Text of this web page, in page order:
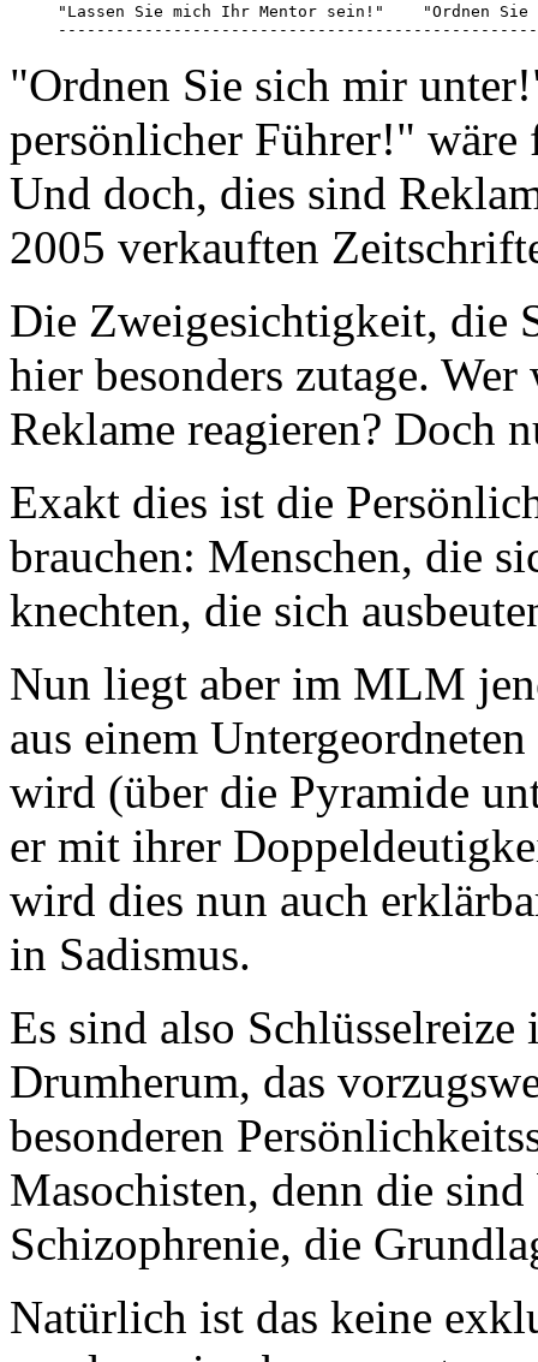
"Lassen Sie mich Ihr Mentor sein!"    "Ordnen
"Ordnen Sie sich mir
persönlicher Führer!"
Und doch, dies sind
2005 verkauften
Die Zweigesichtigkeit, die
hier besonders zutage.
Reklame reagieren? Doch
Exakt dies ist die
brauchen: Menschen, die
knechten, die sich
Nun liegt aber im MLM
aus einem
wird (über die Pyramide
er mit ihrer
wird dies nun auch
in Sadismus.
Es sind also
Drumherum, das
besonderen
Masochisten, denn die
Schizophrenie, die
Natürlich ist das keine